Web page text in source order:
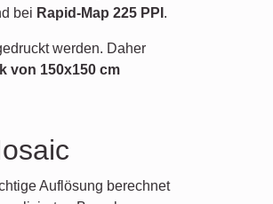
bei Rapid-Map 225 PPI .
werden. Daher
von 150x150 cm
Auflösung berechnet